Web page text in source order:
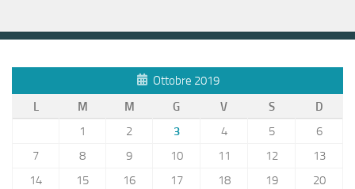
Ottobre 2019
L
M M G V S
D
1
2 3 4 5
6
7
8 9 10 11 12
13
14
15 16 17 18 19
20